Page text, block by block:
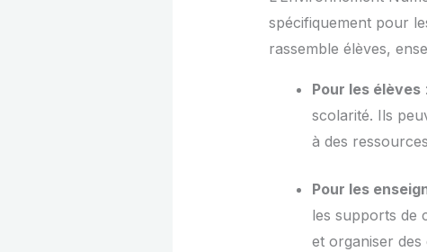
spécifiquement pour
rassemble élèves,
Pour les élèves
scolarité. Ils
à des
Pour les
les supports de
et organiser des